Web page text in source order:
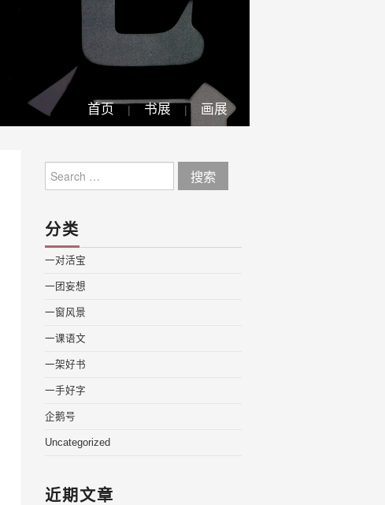
首页 书展 画展
for:
分类
一对活宝
一团妄想
一窗风景
一课语文
一架好书
一手好字
企鹅号
Uncategorized
近期文章